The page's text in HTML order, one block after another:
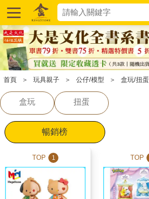
首頁 ＞ 玩具親子 ＞ 公仔/模型 ＞ 盒玩/扭蛋
盒玩 扭蛋
暢銷榜
TOP 1 TOP